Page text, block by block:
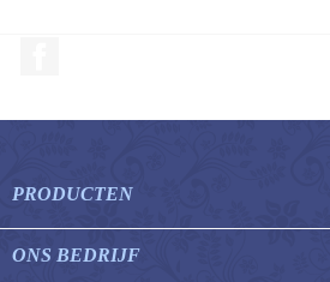
PRODUCTEN
ONS BEDRIJF